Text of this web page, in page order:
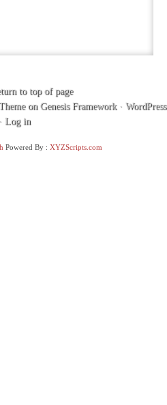
to top of page
on Genesis Framework· WordPress
· Log in
Powered By : XYZScripts.com